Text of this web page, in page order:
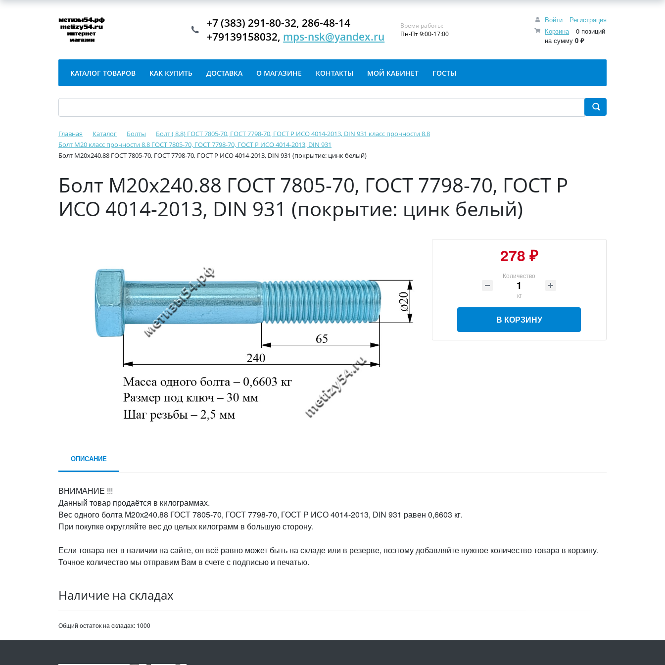
Войти
Регистрация
Корзина
0 позиций
на сумму 0 ₽
+7 (383) 291-80-32, 286-48-14
+79139158032, mps-nsk@yandex.ru
Время работы:
Пн-Пт 9:00-17:00
КАТАЛОГ ТОВАРОВ КАК КУПИТЬ ДОСТАВКА О МАГАЗИНЕ КОНТАКТЫ МОЙ КАБИНЕТ ГОСТЫ
Главная Каталог Болты
Болт ( 8.8) ГОСТ 7805-70, ГОСТ 7798-70, ГОСТ Р ИСО 4014-2013, DIN 931 класс прочности 8.8
Болт М20 класс прочности 8.8 ГОСТ 7805-70, ГОСТ 7798-70, ГОСТ Р ИСО 4014-2013, DIN 931
Болт М20х240.88 ГОСТ 7805-70, ГОСТ 7798-70, ГОСТ Р ИСО 4014-2013, DIN 931 (покрытие: цинк белый)
Болт М20х240.88 ГОСТ 7805-70, ГОСТ 7798-70, ГОСТ Р
ИСО 4014-2013, DIN 931 (покрытие: цинк белый)
278 ₽
Количество
кг
В КОРЗИНУ
ОПИСАНИЕ
ВНИМАНИЕ !!!
Данный товар продаётся в килограммах.
Вес одного болта М20х240.88 ГОСТ 7805-70, ГОСТ 7798-70, ГОСТ Р ИСО 4014-2013, DIN 931 равен 0,6603 кг.
При покупке округляйте вес до целых килограмм в большую сторону.
Если товара нет в наличии на сайте, он всё равно может быть на складе или в резерве, поэтому добавляйте нужное количество товара в корзину.
Точное количество мы отправим Вам в счете с подписью и печатью.
Наличие на складах
Общий остаток на складах: 1000